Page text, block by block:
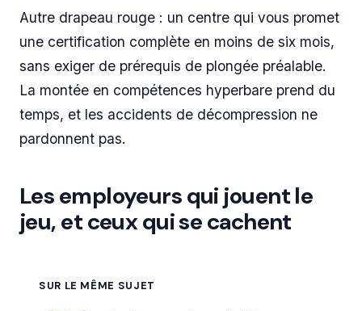
Autre drapeau rouge : un centre qui vous promet
une certification complète en moins de six mois,
sans exiger de prérequis de plongée préalable.
La montée en compétences hyperbare prend du
temps, et les accidents de décompression ne
pardonnent pas.
Les employeurs qui jouent le
jeu, et ceux qui se cachent
SUR LE MÊME SUJET